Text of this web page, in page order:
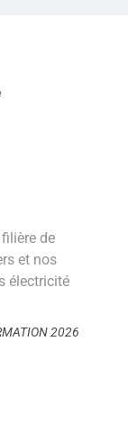
de
et nos
électricité
2026